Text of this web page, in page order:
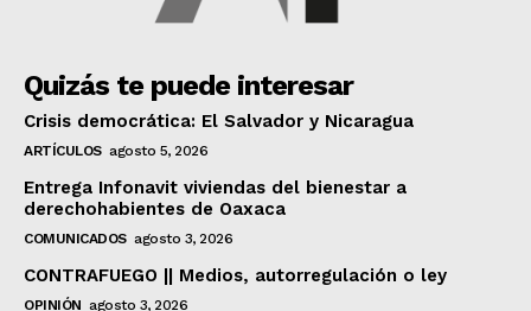
Quizás te puede interesar
Crisis democrática: El Salvador y Nicaragua
ARTÍCULOS agosto 5, 2026
Entrega Infonavit viviendas del bienestar a
derechohabientes de Oaxaca
COMUNICADOS agosto 3, 2026
CONTRAFUEGO || Medios, autorregulación o ley
OPINIÓN agosto 3, 2026